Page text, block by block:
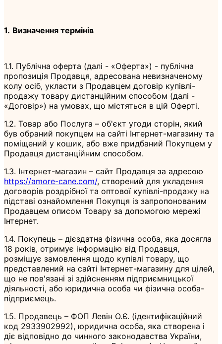
1. Визначення термінів
1.1. Публічна оферта (далі - «Оферта») - публічна
пропозиція Продавця, адресована невизначеному
колу осіб, укласти з Продавцем договір купівлі-
продажу товару дистанційним способом (далі -
«Договір») на умовах, що містяться в цій Оферті.
1.2. Товар або Послуга – об'єкт угоди сторін, який
був обраний покупцем на сайті Інтернет-магазину та
поміщений у кошик, або вже придбаний Покупцем у
Продавця дистанційним способом.
1.3. Інтернет-магазин – сайт Продавця за адресою
https://amore-cane.com/, створений для укладення
договорів роздрібної та оптової купівлі-продажу на
підставі ознайомлення Покупця із запропонованим
Продавцем описом Товару за допомогою мережі
Інтернет.
1.4. Покупець – дієздатна фізична особа, яка досягла
18 років, отримує інформацію від Продавця,
розміщує замовлення щодо купівлі товару, що
представлений на сайті Інтернет-магазину для цілей,
що не пов'язані зі здійсненням підприємницької
діяльності, або юридична особа чи фізична особа-
підприємець.
1.5. Продавець – ФОП Левін О.Є. (ідентифікаційний
код 2933902992), юридична особа, яка створена і
діє відповідно до чинного законодавства України,